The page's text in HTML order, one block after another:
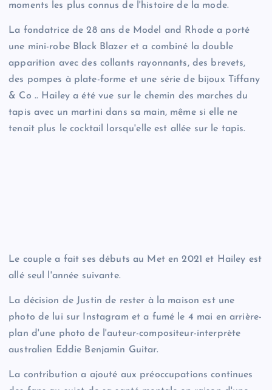
moments les plus connus de l'histoire de la mode.
La fondatrice de 28 ans de Model and Rhode a porté
une mini-robe Black Blazer et a combiné la double
apparition avec des collants rayonnants, des brevets,
des pompes à plate-forme et une série de bijoux Tiffany
& Co .. Hailey a été vue sur le chemin des marches du
tapis avec un martini dans sa main, même si elle ne
tenait plus le cocktail lorsqu'elle est allée sur le tapis.
Le couple a fait ses débuts au Met en 2021 et Hailey est
allé seul l'année suivante.
La décision de Justin de rester à la maison est une
photo de lui sur Instagram et a fumé le 4 mai en arrière-
plan d'une photo de l'auteur-compositeur-interprète
australien Eddie Benjamin Guitar.
La contribution a ajouté aux préoccupations continues